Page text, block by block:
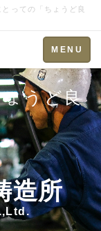
っての「ちょうど良
Toggle
navigation
MENU
うど良
造所